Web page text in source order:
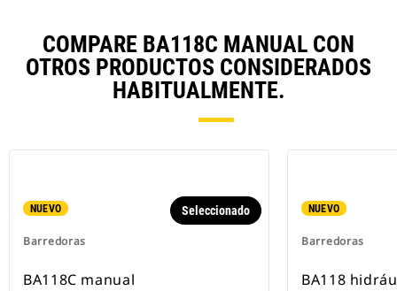
COMPARE BA118C MANUAL CON
OTROS PRODUCTOS CONSIDERADOS
HABITUALMENTE.
NUEVO
Barredoras
Seleccionado
BA118C manual
NUEVO
Barredoras
BA118